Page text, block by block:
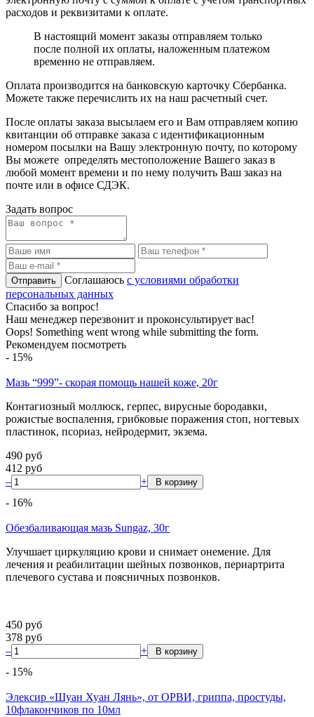
расходов и реквизитами к оплате.
В настоящий момент заказы отправляем только
после полной их оплаты, наложенным платежом
временно не отправляем.
Оплата производится на банковскую карточку Сбербанка.
Можете также перечислить их на наш расчетный счет.
После оплаты заказа высылаем его и Вам отправляем копию
квитанции об отправке заказа с идентификационным
номером посылки на Вашу электронную почту, по которому
Вы можете определять местоположение Вашего заказ в
любой момент времени и по нему получить Ваш заказ на
почте или в офисе СДЭК.
Задать вопрос
Соглашаюсь с условиями обработки
персональных данных
Спасибо за вопрос!
Наш менеджер перезвонит и проконсультирует вас!
Oops! Something went wrong while submitting the form.
Рекомендуем посмотреть
- 15%
Мазь “999”- скорая помощь нашей коже, 20г
Контагиозный моллюск, герпес, вирусные бородавки,
рожистые воспаления, грибковые поражения стоп, ногтевых
пластинок, псориаз, нейродермит, экзема.
490 руб
412 руб
–
+
- 16%
Обезбаливающая мазь Sungaz, 30г
Улучшает циркуляцию крови и снимает онемение. Для
лечения и реабилитации шейных позвонков, периартрита
плечевого сустава и поясничных позвонков.
450 руб
378 руб
–
+
- 15%
Элексир «Шуан Хуан Лянь», от ОРВИ, гриппа, простуды,
10флакончиков по 10мл